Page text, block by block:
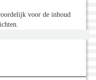
voor de inhoud